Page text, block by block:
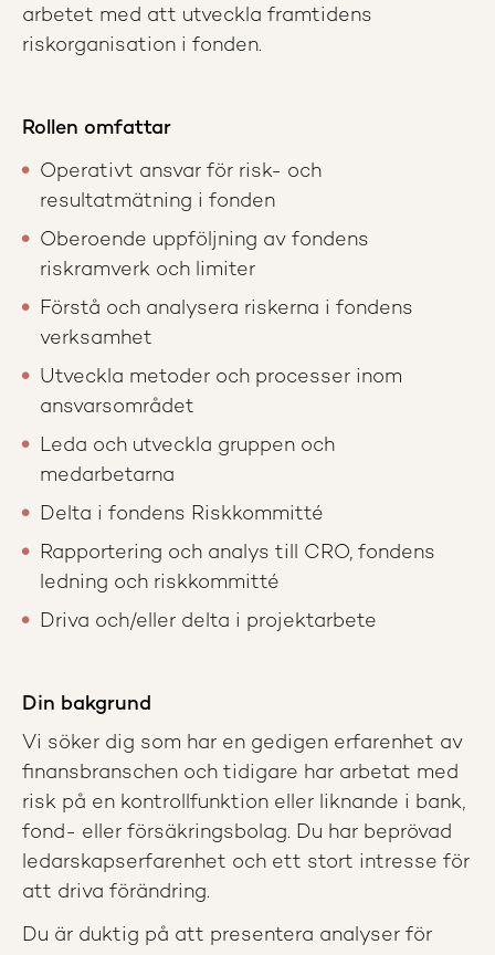
arbetet med att utveckla framtidens
riskorganisation i fonden.
Rollen omfattar
Operativt ansvar för risk- och
resultatmätning i fonden
Oberoende uppföljning av fondens
riskramverk och limiter
Förstå och analysera riskerna i fondens
verksamhet
Utveckla metoder och processer inom
ansvarsområdet
Leda och utveckla gruppen och
medarbetarna
Delta i fondens Riskkommitté
Rapportering och analys till CRO, fondens
ledning och riskkommitté
Driva och/eller delta i projektarbete
Din bakgrund
Vi söker dig som har en gedigen erfarenhet av
finansbranschen och tidigare har arbetat med
risk på en kontrollfunktion eller liknande i bank,
fond- eller försäkringsbolag. Du har beprövad
ledarskapserfarenhet och ett stort intresse för
att driva förändring.
Du är duktig på att presentera analyser för